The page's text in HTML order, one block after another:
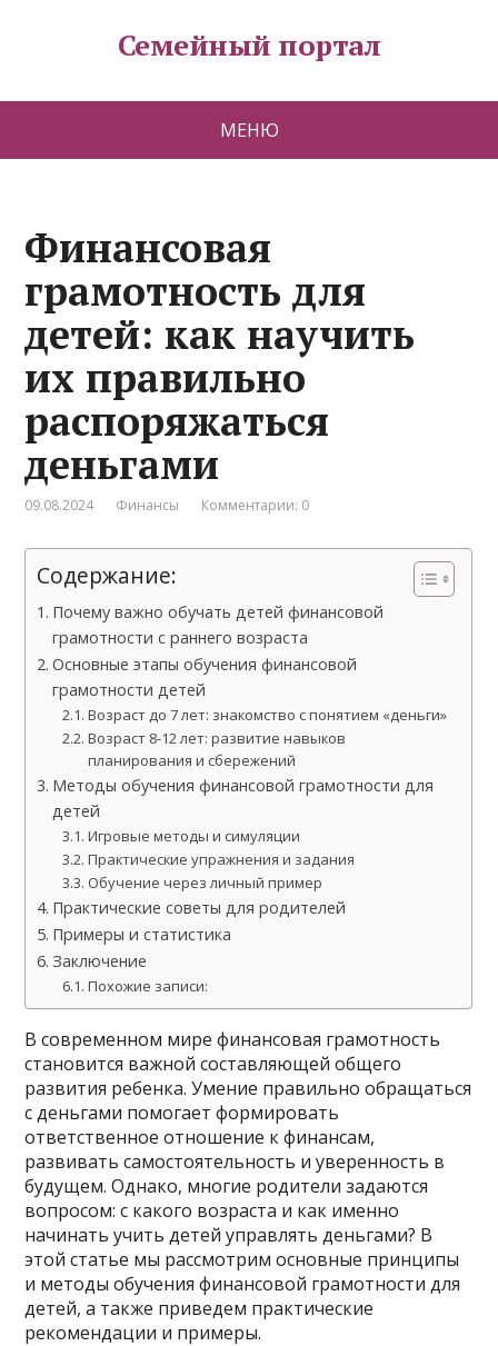
Семейный портал
МЕНЮ
Финансовая
грамотность для
детей: как научить
их правильно
распоряжаться
деньгами
09.08.2024 Финансы Комментарии: 0
Содержание:
Почему важно обучать детей финансовой
грамотности с раннего возраста
Основные этапы обучения финансовой
грамотности детей
Возраст до 7 лет: знакомство с понятием «деньги»
Возраст 8-12 лет: развитие навыков
планирования и сбережений
Методы обучения финансовой грамотности для
детей
Игровые методы и симуляции
Практические упражнения и задания
Обучение через личный пример
Практические советы для родителей
Примеры и статистика
Заключение
Похожие записи:
В современном мире финансовая грамотность
становится важной составляющей общего
развития ребенка. Умение правильно обращаться
с деньгами помогает формировать
ответственное отношение к финансам,
развивать самостоятельность и уверенность в
будущем. Однако, многие родители задаются
вопросом: с какого возраста и как именно
начинать учить детей управлять деньгами? В
этой статье мы рассмотрим основные принципы
и методы обучения финансовой грамотности для
детей, а также приведем практические
рекомендации и примеры.